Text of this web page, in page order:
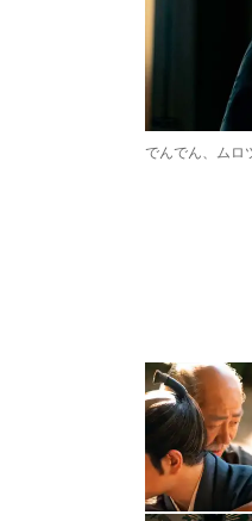
でんでん、ムロ